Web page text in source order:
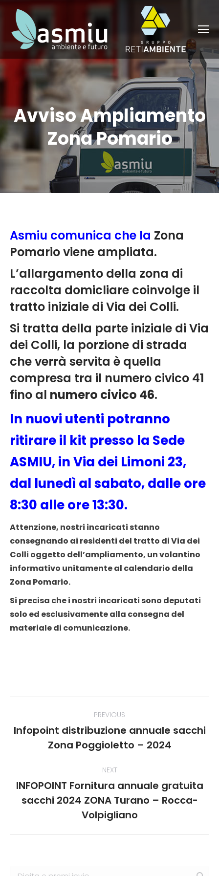
Avviso Ampliamento
Zona Pomario
You are here:
Asmiu comunica che la Zona
Pomario viene ampliata.
L’allargamento della zona di
raccolta domicliare coinvolge il
tratto iniziale di Via dei Colli.
Si tratta della parte iniziale di Via
dei Colli, la porzione di strada
che verrà servita è quella
compresa tra il numero civico 41
fino al numero civico 46.
In nuovi utenti potranno
ritirare il kit presso la Sede
ASMIU, in Via dei Limoni 23,
dal lunedì al sabato, dalle ore
8:30 alle ore 13:30.
Attenzione, nostri incaricati stanno
consegnando ai residenti del tratto di Via dei
Colli oggetto dell’ampliamento, un volantino
informativo unitamente al calendario della
Zona Pomario.
Si precisa che i nostri incaricati sono deputati
solo ed esclusivamente alla consegna del
materiale di comunicazione.
navigation
PREVIOUS
Previous
post:
Infopoint distribuzione annuale sacchi
Zona Poggioletto – 2024
NEXT
Next
post:
INFOPOINT Fornitura annuale gratuita
sacchi 2024 ZONA Turano – Rocca-
Volpigliano
Search: